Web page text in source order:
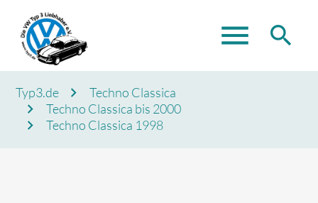
menu search
Suchbegriffe
Typ3.de
Techno Classica
Techno Classica bis 2000
Techno Classica 1998